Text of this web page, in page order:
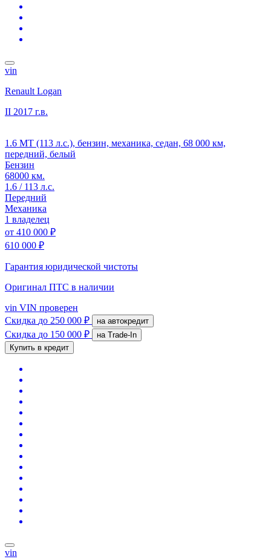
vin
Renault Logan
II 2017 г.в.
1.6 MT (113 л.с.), бензин, механика, седан, 68 000 км,
передний, белый
Бензин
68000 км.
1.6 / 113 л.с.
Передний
Механика
1 владелец
от 410 000 ₽
610 000 ₽
Гарантия юридической чистоты
Оригинал ПТС в наличии
vin VIN проверен
Скидка до 250 000 ₽ на автокредит
Скидка до 150 000 ₽
на Trade-In
Купить в кредит
vin